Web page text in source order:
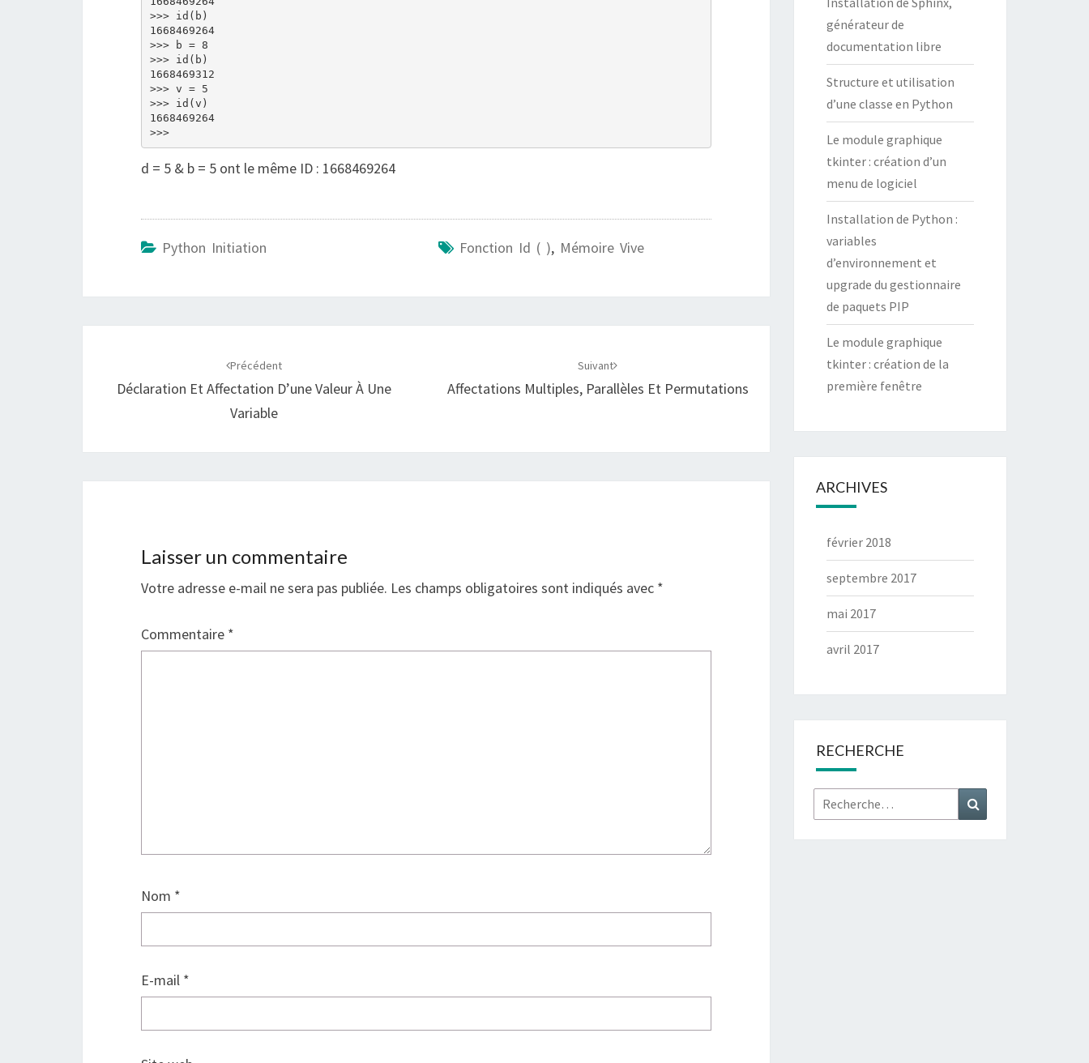
>>> id(b)
1668469264
>>> b = 8
>>> id(b)
1668469312
>>> v = 5
>>> id(v)
1668469264
d = 5 & b = 5 ont le même ID : 1668469264
Python Initiation Fonction Id ( ), Mémoire Vive
Précédent
Déclaration Et Affectation D’une Valeur À Une
Variable
Suivant
Affectations Multiples, Parallèles Et Permutations
Laisser un commentaire
Votre adresse e-mail ne sera pas publiée. Les champs obligatoires sont indiqués avec *
Commentaire *
Nom *
E-mail *
générateur de
documentation libre
Structure et utilisation
d’une classe en Python
Le module graphique
tkinter : création d’un
menu de logiciel
Installation de Python :
variables
d’environnement et
upgrade du gestionnaire
de paquets PIP
Le module graphique
tkinter : création de la
première fenêtre
ARCHIVES
février 2018
septembre 2017
mai 2017
avril 2017
RECHERCHE
Rechercher :